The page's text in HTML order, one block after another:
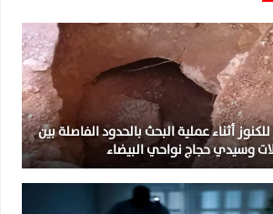
أثناء عملية البحث بالحدود الفاصلة بين
وسيدي حجاج نواحي البيضاء